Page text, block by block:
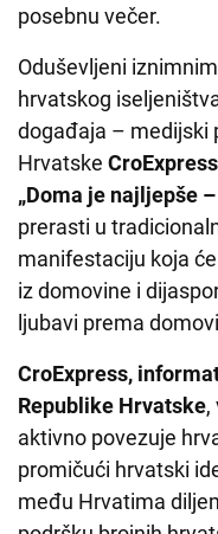
posebnu večer.
Oduševljeni
hrvatskog
događaja – medijski
Hrvatske
„Doma je najljepše
prerasti u
manifestaciju koja
iz domovine i
ljubavi prema
CroExpress,
Republike Hrvatske,
aktivno povezuje
promičući hrvatski
među Hrvatima